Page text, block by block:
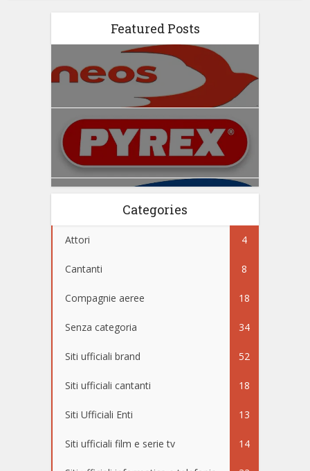
Featured Posts
Categories
Attori 4
Cantanti 8
Compagnie aeree 18
Senza categoria 34
Siti ufficiali brand 52
Siti ufficiali cantanti 18
Siti Ufficiali Enti 13
Siti ufficiali film e serie tv 14